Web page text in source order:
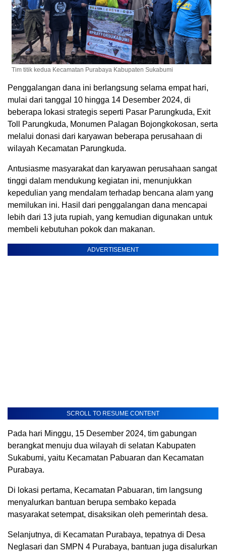
Tim titik kedua Kecamatan Purabaya Kabupaten Sukabumi
Penggalangan dana ini berlangsung selama empat hari,
mulai dari tanggal 10 hingga 14 Desember 2024, di
beberapa lokasi strategis seperti Pasar Parungkuda, Exit
Toll Parungkuda, Monumen Palagan Bojongkokosan, serta
melalui donasi dari karyawan beberapa perusahaan di
wilayah Kecamatan Parungkuda.
Antusiasme masyarakat dan karyawan perusahaan sangat
tinggi dalam mendukung kegiatan ini, menunjukkan
kepedulian yang mendalam terhadap bencana alam yang
memilukan ini. Hasil dari penggalangan dana mencapai
lebih dari 13 juta rupiah, yang kemudian digunakan untuk
membeli kebutuhan pokok dan makanan.
ADVERTISEMENT
SCROLL TO RESUME CONTENT
Pada hari Minggu, 15 Desember 2024, tim gabungan
berangkat menuju dua wilayah di selatan Kabupaten
Sukabumi, yaitu Kecamatan Pabuaran dan Kecamatan
Purabaya.
Di lokasi pertama, Kecamatan Pabuaran, tim langsung
menyalurkan bantuan berupa sembako kepada
masyarakat setempat, disaksikan oleh pemerintah desa.
Selanjutnya, di Kecamatan Purabaya, tepatnya di Desa
Neglasari dan SMPN 4 Purabaya, bantuan juga disalurkan